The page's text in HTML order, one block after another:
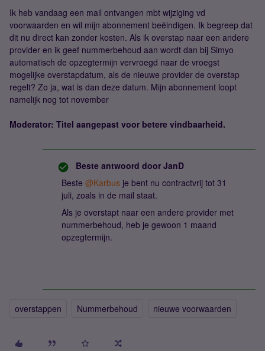
Ik heb vandaag een mail ontvangen mbt wijziging vd
voorwaarden en wil mijn abonnement beëindigen. Ik begreep dat
dit nu direct kan zonder kosten. Als ik overstap naar een andere
provider en ik geef nummerbehoud aan wordt dan bij Simyo
automatisch de opzegtermijn vervroegd naar de vroegst
mogelijke overstapdatum, als de nieuwe provider de overstap
regelt? Zo ja, wat is dan deze datum. Mijn abonnement loopt
namelijk nog tot november
Moderator: Titel aangepast voor betere vindbaarheid.
Beste antwoord door JanD
Beste ​ @Karbus je bent nu contractvrij tot 31
juli, zoals in de mail staat.
Als je overstapt naar een andere provider met
nummerbehoud, heb je gewoon 1 maand
opzegtermijn.
overstappen Nummerbehoud nieuwe voorwaarden